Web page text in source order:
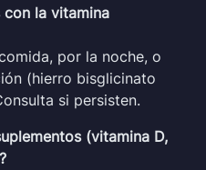
con la vitamina
por la noche, o
(hierro bisglicinato
si persisten.
(vitamina D,